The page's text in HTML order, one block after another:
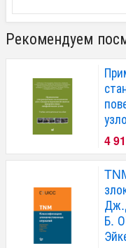
Рекомендуем
4
Б.